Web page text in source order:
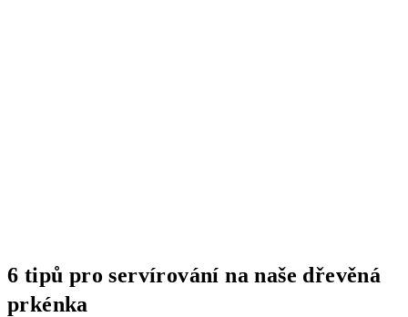
6 tipů pro servírování na naše dřevěná
prkénka